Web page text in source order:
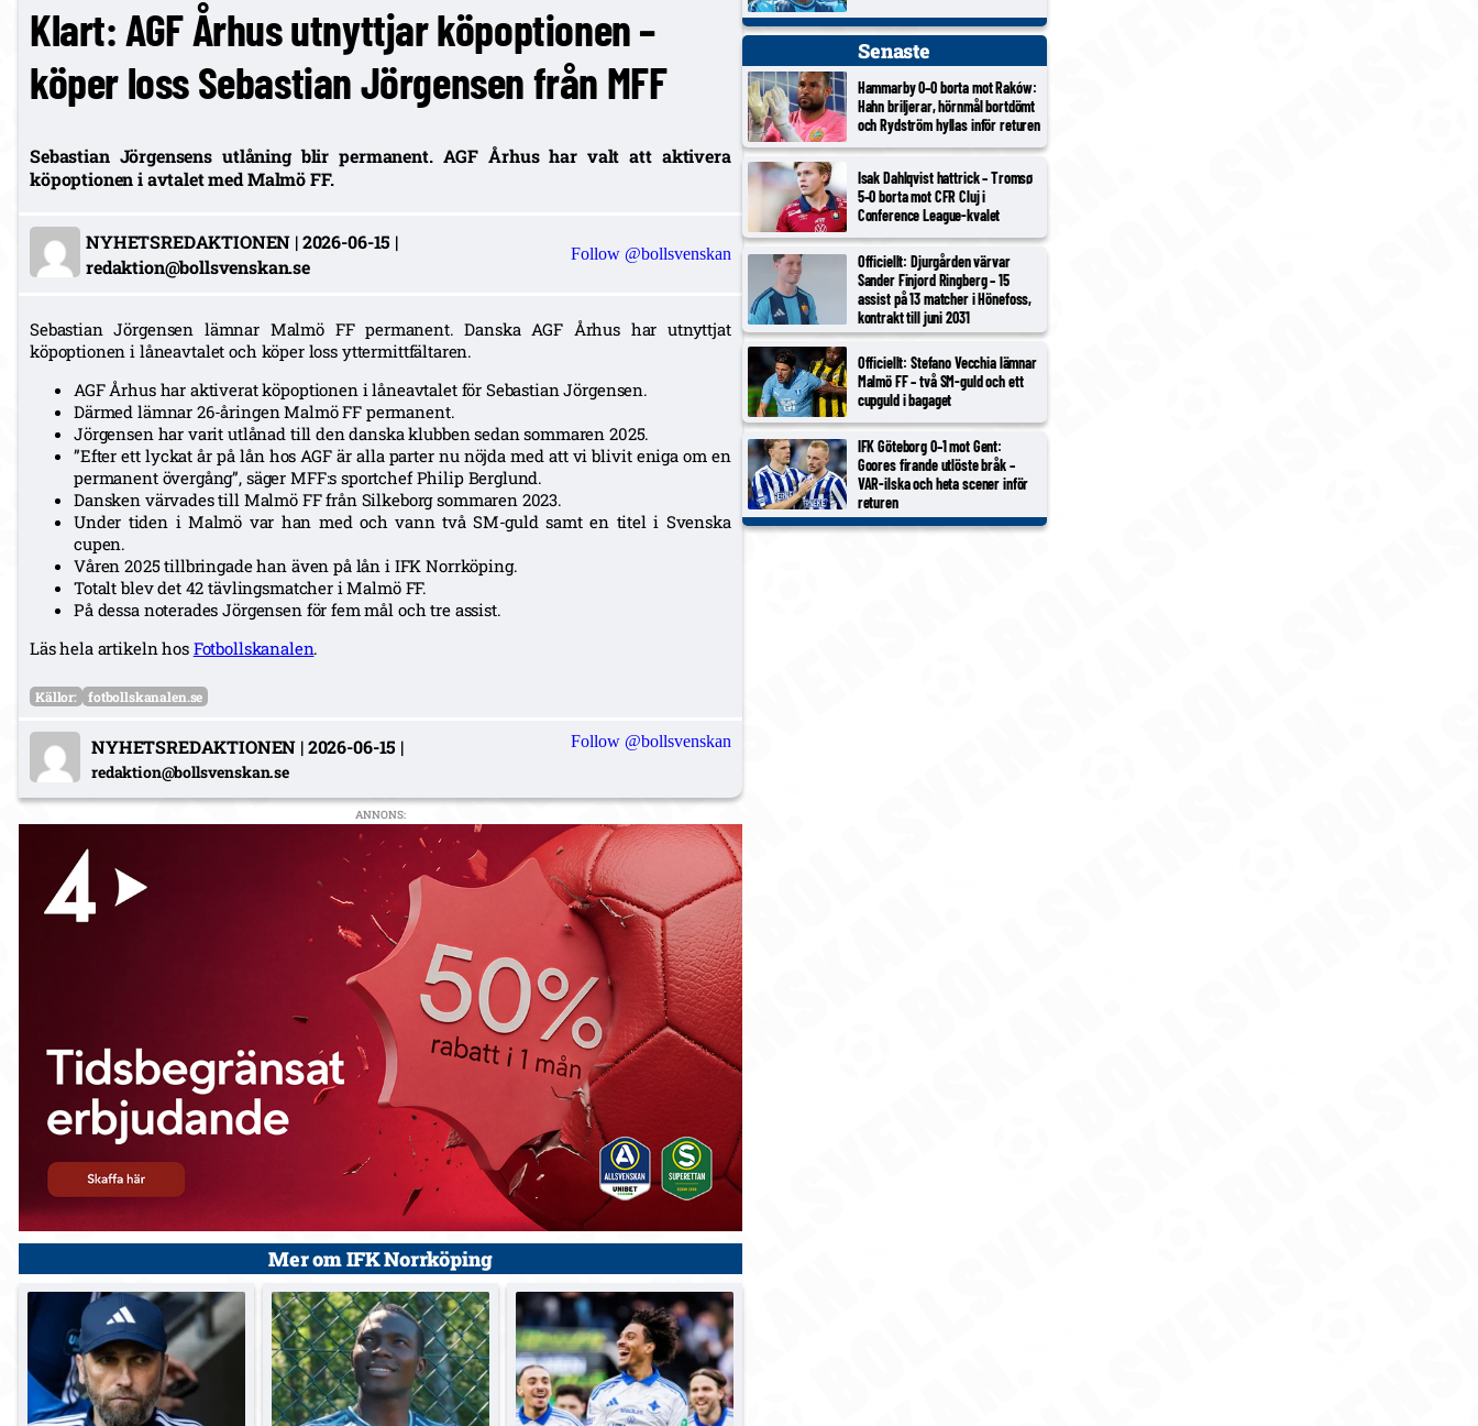
Klart: AGF Århus utnyttjar köpoptionen –
köper loss Sebastian Jörgensen från MFF
Sebastian Jörgensens utlåning blir permanent. AGF Århus har valt att aktivera
köpoptionen i avtalet med Malmö FF.
NYHETSREDAKTIONEN |2026-06-15 |
redaktion@bollsvenskan.se
Follow @bollsvenskan
Sebastian Jörgensen lämnar Malmö FF permanent. Danska AGF Århus har utnyttjat
köpoptionen i låneavtalet och köper loss yttermittfältaren.
AGF Århus har aktiverat köpoptionen i låneavtalet för Sebastian Jörgensen.
Därmed lämnar 26-åringen Malmö FF permanent.
Jörgensen har varit utlånad till den danska klubben sedan sommaren 2025.
”Efter ett lyckat år på lån hos AGF är alla parter nu nöjda med att vi blivit eniga om en
permanent övergång”, säger MFF:s sportchef Philip Berglund.
Dansken värvades till Malmö FF från Silkeborg sommaren 2023.
Under tiden i Malmö var han med och vann två SM-guld samt en titel i Svenska
cupen.
Våren 2025 tillbringade han även på lån i IFK Norrköping.
Totalt blev det 42 tävlingsmatcher i Malmö FF.
På dessa noterades Jörgensen för fem mål och tre assist.
Läs hela artikeln hos Fotbollskanalen.
Källor: fotbollskanalen.se
NYHETSREDAKTIONEN |2026-06-15 |
redaktion@bollsvenskan.se
Follow @bollsvenskan
ANNONS:
Mer om IFK Norrköping
Senaste
Hammarby 0–0 borta mot Raków:
Hahn briljerar, hörnmål bortdömt
och Rydström hyllas inför returen
Isak Dahlqvist hattrick – Tromsø
5–0 borta mot CFR Cluj i
Conference League-kvalet
Officiellt: Djurgården värvar
Sander Finjord Ringberg – 15
assist på 13 matcher i Hönefoss,
kontrakt till juni 2031
Officiellt: Stefano Vecchia lämnar
Malmö FF – två SM-guld och ett
cupguld i bagaget
IFK Göteborg 0–1 mot Gent:
Goores firande utlöste bråk –
VAR-ilska och heta scener inför
returen